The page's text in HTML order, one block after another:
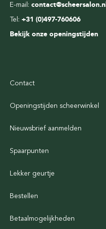
E-mail: contact@scheersalon.nl
Tel: +31 (0)497-760606
Bekijk onze openingstijden
Contact
Openingstijden scheerwinkel
Nieuwsbrief aanmelden
Spaarpunten
Lekker geurtje
Bestellen
Betaalmogelijkheden